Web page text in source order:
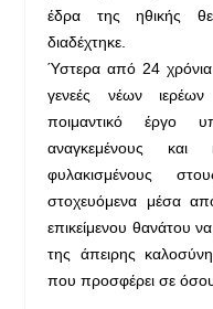
έδρα της ηθικής
διαδέχτηκε.
Ύστερα από 24 χρόνια
γενεές νέων
ποιμαντικό έργο
αναγκεμένους και
φυλακισμένους
στοχευόμενα μέσα
επικείμενου θανάτου
της άπειρης
που προσφέρει σε